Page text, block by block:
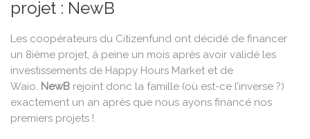
projet : NewB
Les coopérateurs du Citizenfund ont décidé de financer
un 8ième projet, à peine un mois après avoir validé les
investissements de Happy Hours Market et de
Waio. NewB rejoint donc la famille (où est-ce l’inverse ?)
exactement un an après que nous ayons financé nos
premiers projets !